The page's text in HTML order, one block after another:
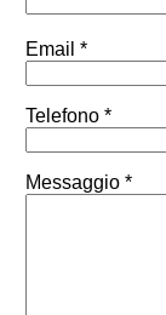
Email *
Telefono *
Messaggio *